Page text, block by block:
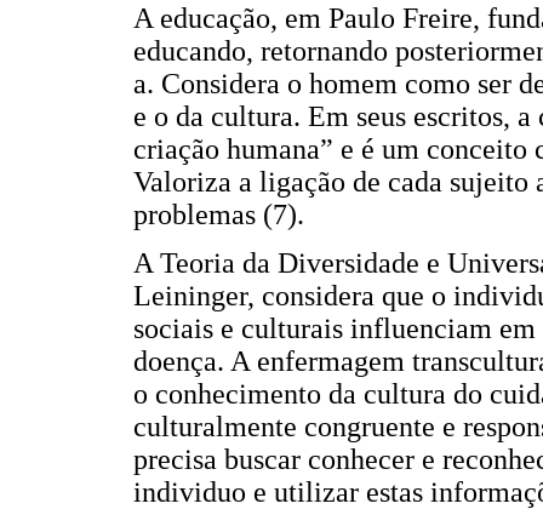
A educação, em Paulo Freire,
educando, retornando
a. Considera o homem como ser
e o da cultura. Em seus escritos,
criação humana” e é um conceito
Valoriza a ligação de cada sujeito
problemas (7).
A Teoria da Diversidade e
Leininger, considera que o
sociais e culturais influenciam em
doença. A enfermagem
o conhecimento da cultura do
culturalmente congruente e
precisa buscar conhecer e
individuo e utilizar estas